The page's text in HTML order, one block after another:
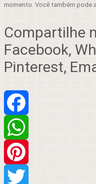
momento. Você também pode
Compartilhe
Facebook,
Pinterest,
Facebook
WhatsApp
Pinterest